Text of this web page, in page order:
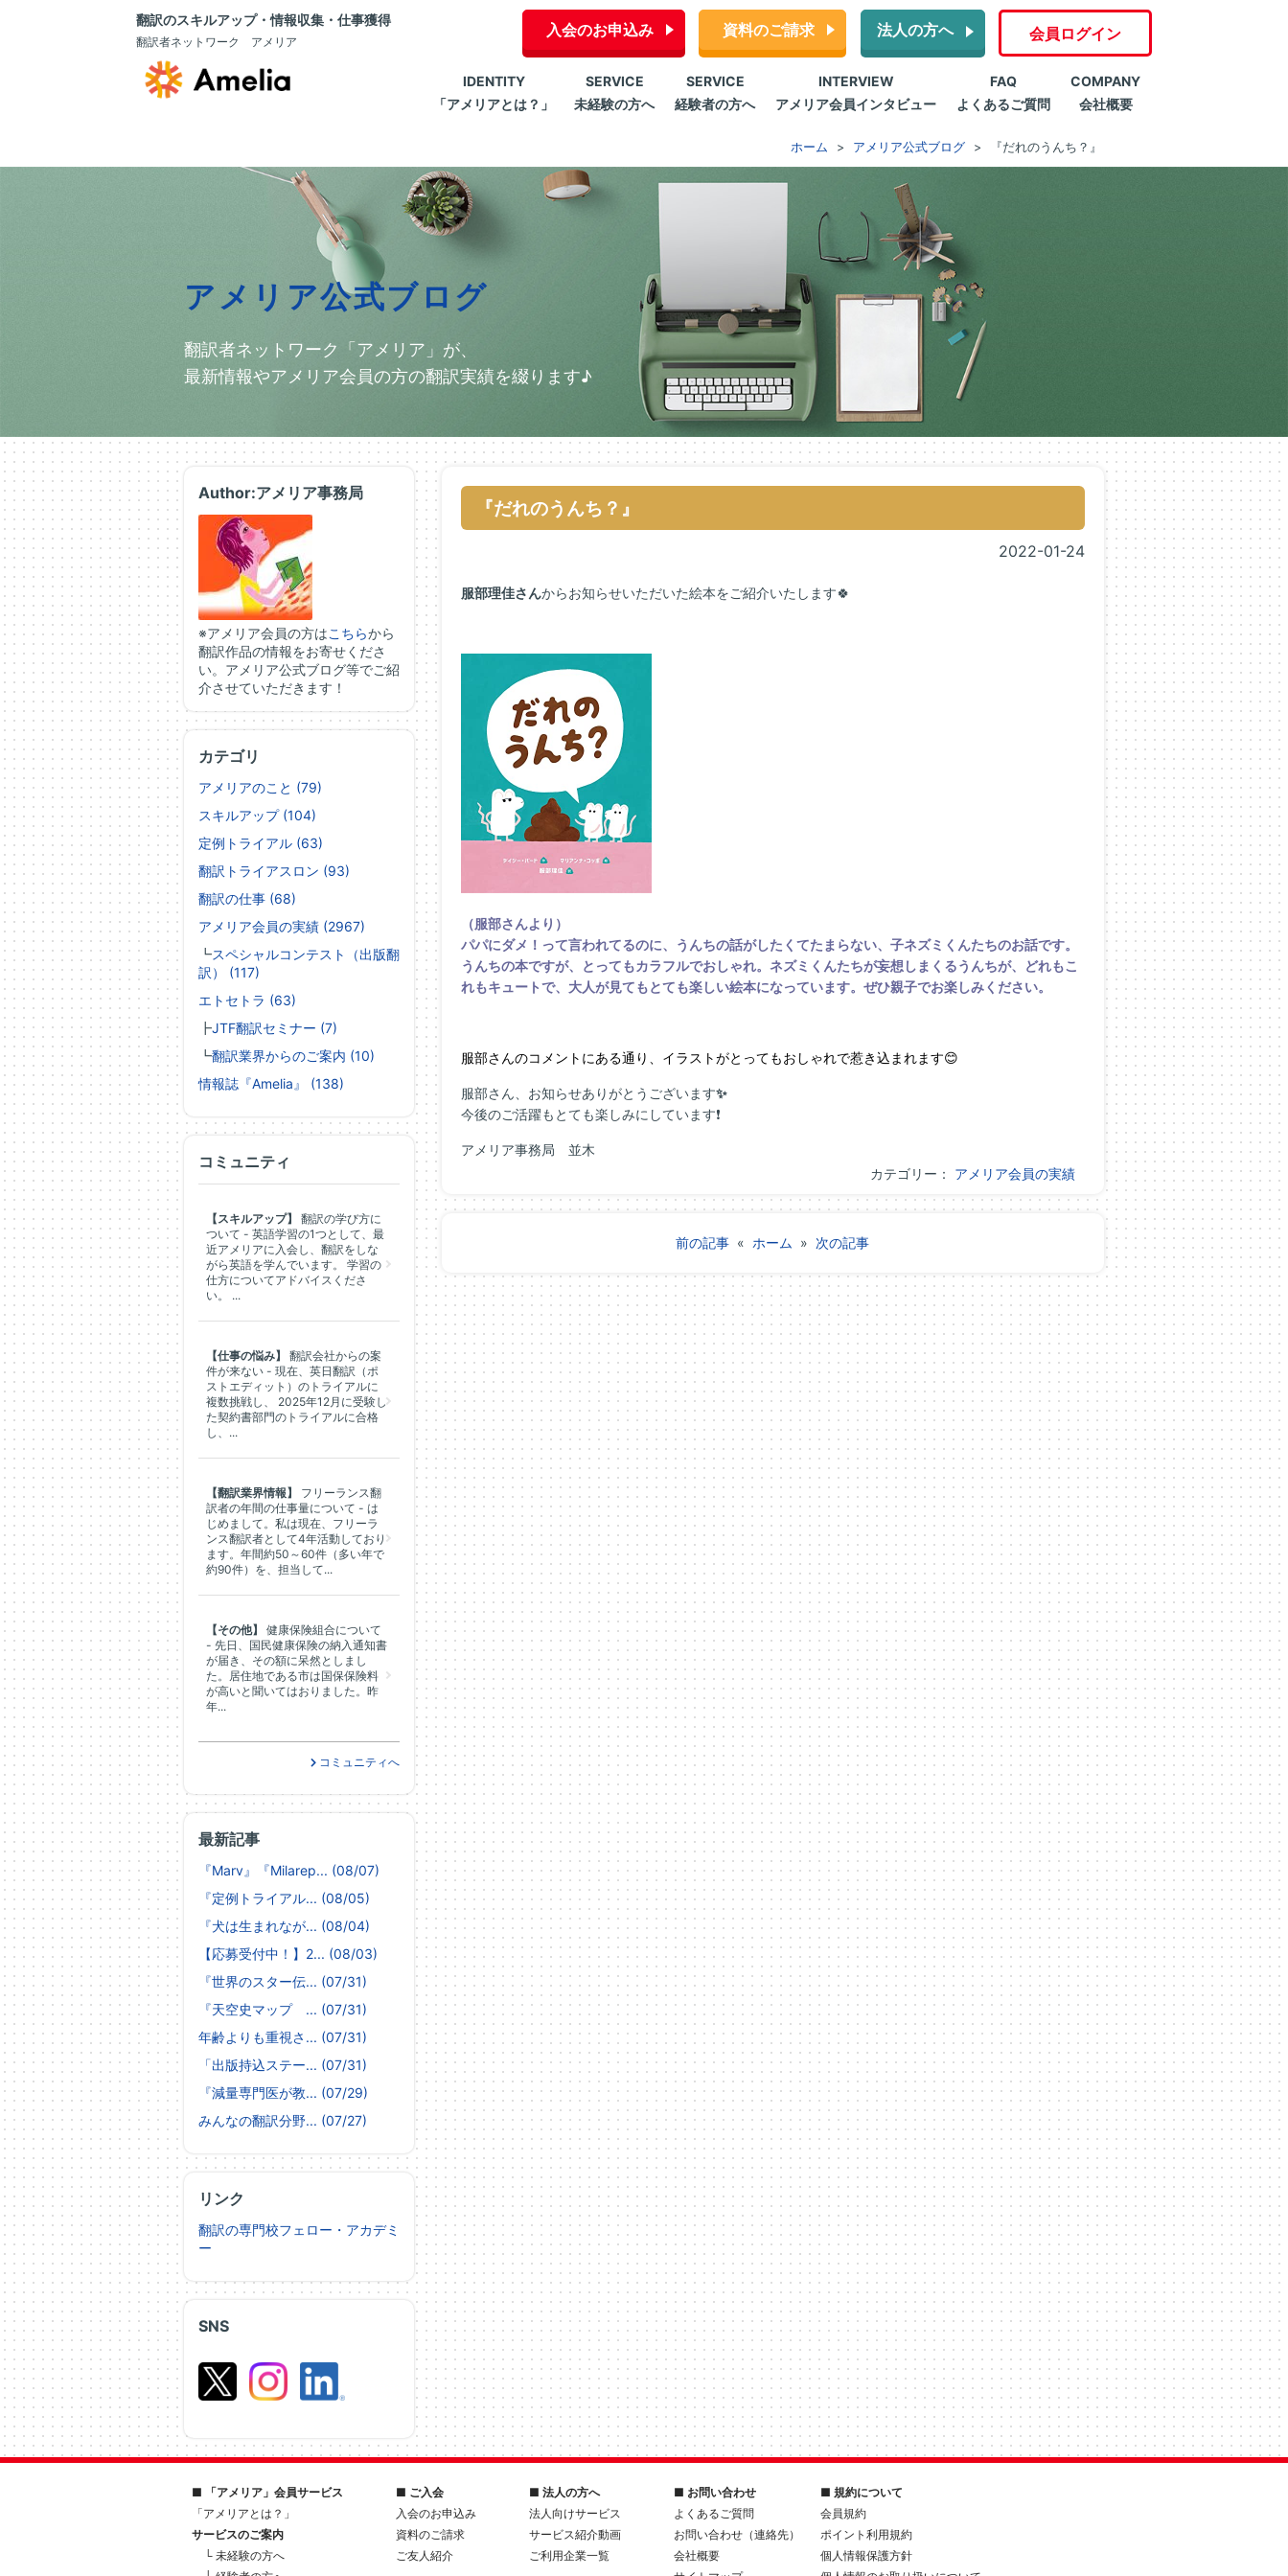
翻訳のスキルアップ・情報収集・仕事獲得
翻訳者ネットワーク アメリア
入会のお申込み 資料のご請求 法人の方へ 会員ログイン
IDENTITY
「アメリアとは？」
SERVICE
未経験の方へ
SERVICE
経験者の方へ
INTERVIEW
アメリア会員インタビュー
FAQ
よくあるご質問
COMPANY
会社概要
ホーム アメリア公式ブログ 『だれのうんち？』
アメリア公式ブログ
翻訳者ネットワーク「アメリア」が、
最新情報やアメリア会員の方の翻訳実績を綴ります♪
『だれのうんち？』
2022-01-24
服部理佳さんからお知らせいただいた絵本をご紹介いたします🍀
（服部さんより）
パパにダメ！って言われてるのに、うんちの話がしたくてたまらない、子ネズミくんたちのお話です。
うんちの本ですが、とってもカラフルでおしゃれ。ネズミくんたちが妄想しまくるうんちが、どれもこ
れもキュートで、大人が見てもとても楽しい絵本になっています。ぜひ親子でお楽しみください。
服部さんのコメントにある通り、イラストがとってもおしゃれで惹き込まれます😊
服部さん、お知らせありがとうございます✨
今後のご活躍もとても楽しみにしています❗
アメリア事務局 並木
カテゴリー： アメリア会員の実績
前の記事 « ホーム » 次の記事
Author:アメリア事務局
※アメリア会員の方はこちらから
翻訳作品の情報をお寄せくださ
い。アメリア公式ブログ等でご紹
介させていただきます！
SNS
カテゴリ
アメリアのこと (79)
スキルアップ (104)
定例トライアル (63)
翻訳トライアスロン (93)
翻訳の仕事 (68)
アメリア会員の実績 (2967)
┗スペシャルコンテスト（出版翻
訳） (117)
エトセトラ (63)
┣JTF翻訳セミナー (7)
┗翻訳業界からのご案内 (10)
情報誌『Amelia』 (138)
最新記事
『Marv』『Milarep... (08/07)
『定例トライアル... (08/05)
『犬は生まれなが... (08/04)
【応募受付中！】2... (08/03)
『世界のスター伝... (07/31)
『天空史マップ ... (07/31)
年齢よりも重視さ... (07/31)
「出版持込ステー... (07/31)
『減量専門医が教... (07/29)
みんなの翻訳分野... (07/27)
リンク
翻訳の専門校フェロー・アカデミ
ー
コミュニティ
【スキルアップ】
翻訳の学び方に
ついて - 英語学習の1つとして、最
近アメリアに入会し、翻訳をしな
がら英語を学んでいます。 学習の
仕方についてアドバイスくださ
い。 ...
【仕事の悩み】
翻訳会社からの案
件が来ない - 現在、英日翻訳（ポ
ストエディット）のトライアルに
複数挑戦し、 2025年12月に受験し
た契約書部門のトライアルに合格
し、...
【翻訳業界情報】
フリーランス翻
訳者の年間の仕事量について - は
じめまして。私は現在、フリーラ
ンス翻訳者として4年活動しており
ます。年間約50～60件（多い年で
約90件）を、担当して...
【その他】
健康保険組合について
- 先日、国民健康保険の納入通知書
が届き、その額に呆然としまし
た。居住地である市は国保保険料
が高いと聞いてはおりました。昨
年...
コミュニティへ
■ 「アメリア」会員サービス
「アメリアとは？」
サービスのご案内
└ 未経験の方へ
■ ご入会
入会のお申込み
資料のご請求
ご友人紹介
■ 法人の方へ
法人向けサービス
サービス紹介動画
ご利用企業一覧
■ お問い合わせ
よくあるご質問
お問い合わせ（連絡先）
会社概要
■ 規約について
会員規約
ポイント利用規約
個人情報保護方針